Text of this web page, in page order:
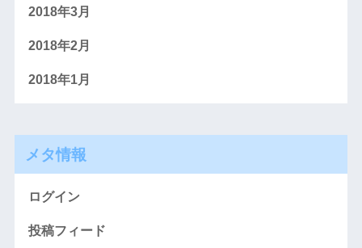
2018年3月
2018年2月
2018年1月
メタ情報
ログイン
投稿フィード